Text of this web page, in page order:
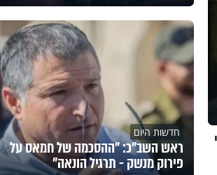
חדשות היום
ראש השב"כ: "ההסכמה של חמאס על
פירוק מנשק - תרגיל הונאה"